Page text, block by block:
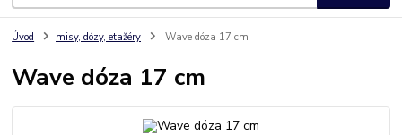
Úvod misy, dózy, etažéry Wave dóza 17 cm
Wave dóza 17 cm